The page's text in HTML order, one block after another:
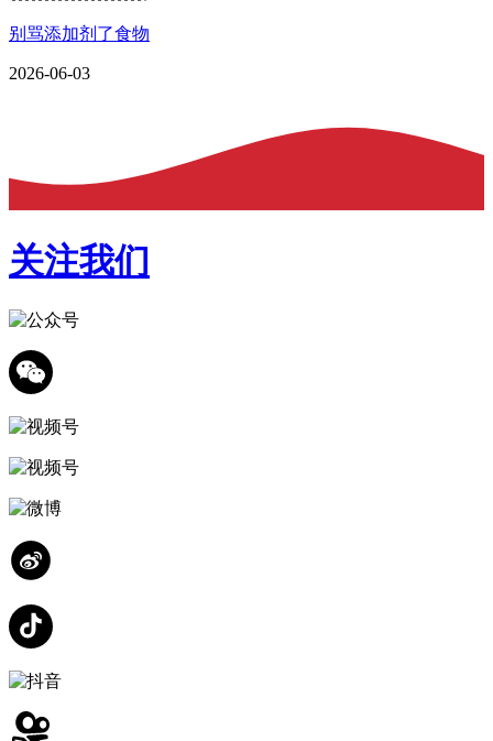
别骂添加剂了食物
2026-06-03
关注我们